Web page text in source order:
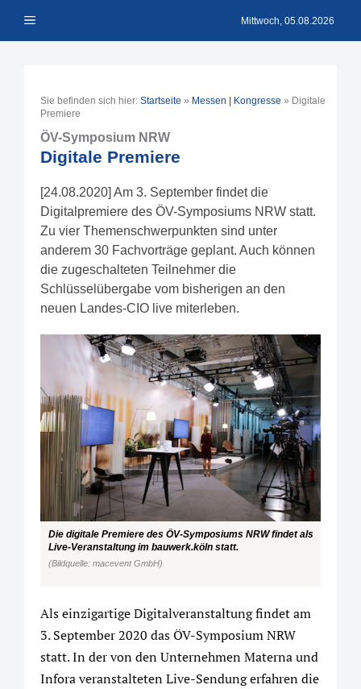
Inhalt Menü Mittwoch, 05.08.2026
Sie befinden sich hier: Startseite » Messen | Kongresse » Digitale
Premiere
ÖV-Symposium NRW
Digitale Premiere
[24.08.2020] Am 3. September findet die
Digitalpremiere des ÖV-Symposiums NRW statt.
Zu vier Themenschwerpunkten sind unter
anderem 30 Fachvorträge geplant. Auch können
die zugeschalteten Teilnehmer die
Schlüsselübergabe vom bisherigen an den
neuen Landes-CIO live miterleben.
Die digitale Premiere des ÖV-Symposiums NRW findet als
Live-Veranstaltung im bauwerk.köln statt.
(Bildquelle: macevent GmbH)
Als einzigartige Digitalveranstaltung findet am
3. September 2020 das ÖV-Symposium NRW
statt. In der von den Unternehmen Materna und
Infora veranstalteten Live-Sendung erfahren die